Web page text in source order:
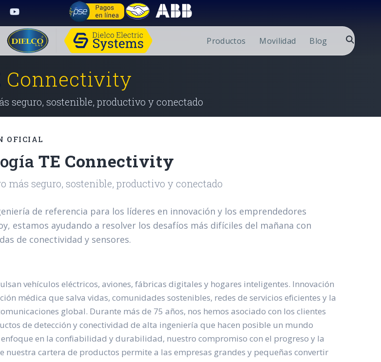
Productos Movilidad Blog
Connectivity
seguro, sostenible, productivo y conectado
OFICIAL
TE Connectivity
más seguro, sostenible, productivo y conectado
de referencia para los líderes en innovación y los emprendedores
estamos ayudando a resolver los desafíos más difíciles del mañana con
de conectividad y sensores.
vehículos eléctricos, aviones, fábricas digitales y hogares inteligentes. Innovación
médica que salva vidas, comunidades sostenibles, redes de servicios eficientes y la
global. Durante más de 75 años, nos hemos asociado con los clientes
de detección y conectividad de alta ingeniería que hacen posible un mundo
en la confiabilidad y durabilidad, nuestro compromiso con el progreso y la
nuestra cartera de productos permite a las empresas grandes y pequeñas convertir